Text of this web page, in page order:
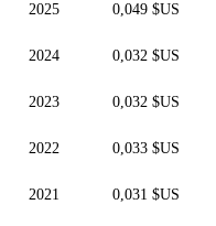
2025 0,049 $US
2024 0,032 $US
2023 0,032 $US
2022 0,033 $US
2021 0,031 $US